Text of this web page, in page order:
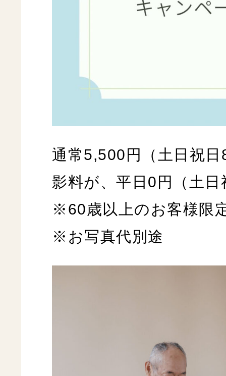
通常5,500円（土日祝
影料が、平日0円（土
※60歳以上のお客様限
※お写真代別途